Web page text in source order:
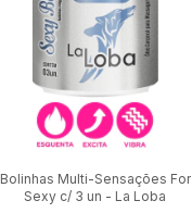
Bolinhas Multi-Sensações For
Sexy c/ 3 un - La Loba